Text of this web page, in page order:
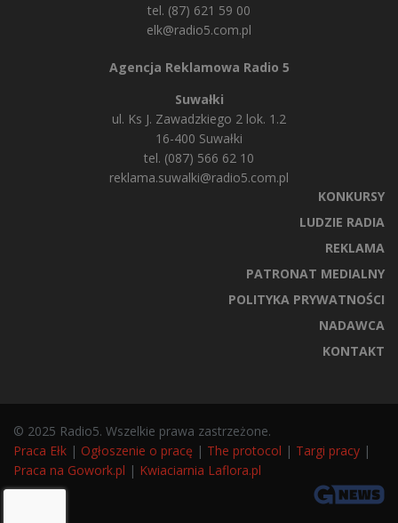
tel. (87) 621 59 00
elk@radio5.com.pl
Agencja Reklamowa Radio 5
Suwałki
ul. Ks J. Zawadzkiego 2 lok. 1.2
16-400 Suwałki
tel. (087) 566 62 10
reklama.suwalki@radio5.com.pl
KONKURSY
LUDZIE RADIA
REKLAMA
PATRONAT MEDIALNY
POLITYKA PRYWATNOŚCI
NADAWCA
KONTAKT
© 2025 Radio5. Wszelkie prawa zastrzeżone.
Praca Ełk | Ogłoszenie o pracę | The protocol | Targi pracy |
Praca na Gowork.pl | Kwiaciarnia Laflora.pl